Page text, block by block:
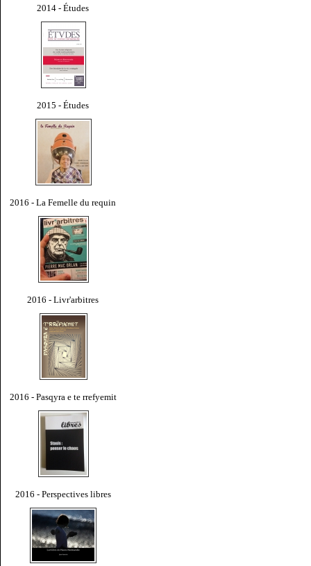
2014 - Études
2015 - Études
2016 - La Femelle du requin
2016 - Livr'arbitres
2016 - Pasqyra e te rrefyemit
2016 - Perspectives libres